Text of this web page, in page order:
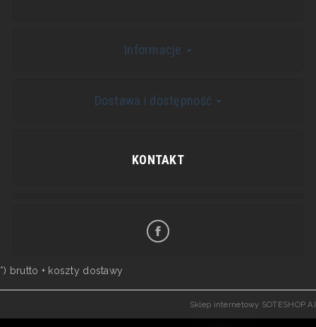
Informacje
Dostawa i dostępność
KONTAKT
*) brutto + koszty dostawy
Sklep internetowy SOTESHOP AI